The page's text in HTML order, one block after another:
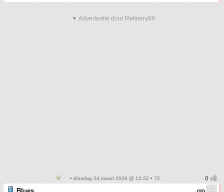
▼ Advertentie door Refinery89
• dinsdag 24 maart 2026 @ 13:22 • 72